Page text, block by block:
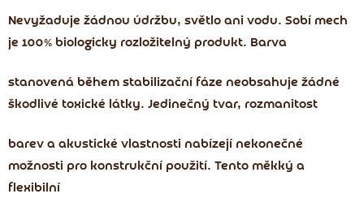
Nevyžaduje žádnou údržbu, světlo ani vodu. Sobí mech
je 100% biologicky rozložitelný produkt. Barva
stanovená během stabilizační fáze neobsahuje žádné
škodlivé toxické látky. Jedinečný tvar, rozmanitost
barev a akustické vlastnosti nabízejí nekonečné
možnosti pro konstrukční použití. Tento měkký a
flexibilní